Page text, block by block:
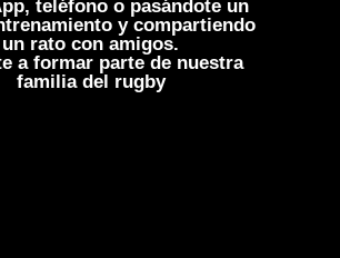
teléfono o pasándote un
y compartiendo
un rato con amigos.
a formar parte de nuestra
familia del rugby